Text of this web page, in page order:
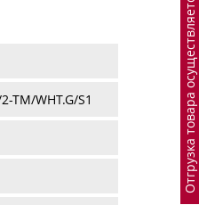
TM/WHT.G/S1